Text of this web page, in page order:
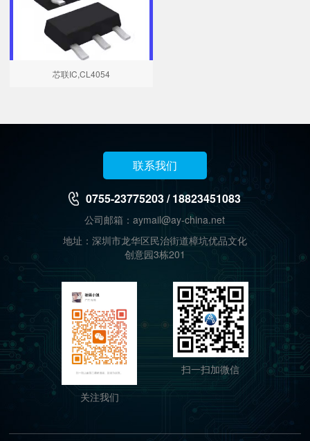
芯联IC,CL4054
联系我们
0755-23775203 / 18823451083
公司邮箱：aymail@ay-china.net
地址：深圳市龙华区民治街道樟坑优品文化
创意园3栋201
关注我们
扫一扫加微信